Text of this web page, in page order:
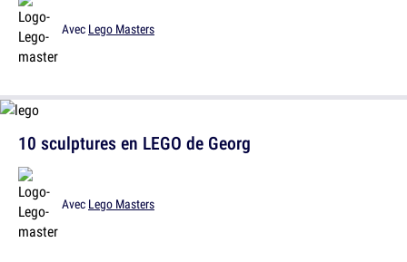
10 sculptures en LEGO de Georg
Avec Lego Masters
Avec Lego Masters